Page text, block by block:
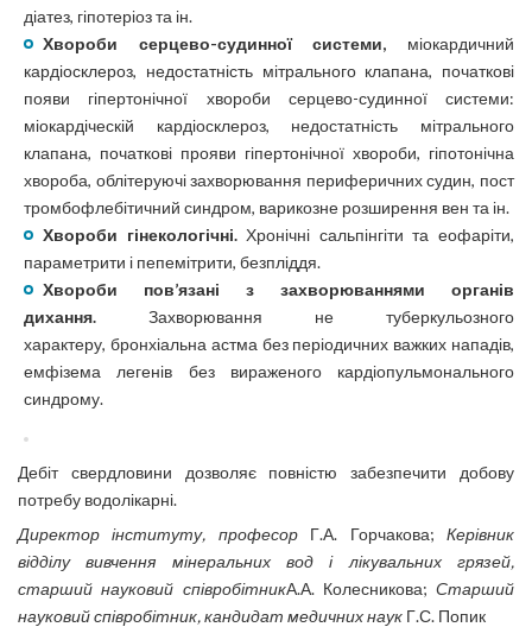
діатез, гіпотеріоз та ін.
Хвороби серцево-судинної системи, міокардичний
кардіосклероз, недостатність мітрального клапана, початкові
появи гіпертонічної хвороби серцево-судинної системи:
міокардіческій кардіосклероз, недостатність мітрального
клапана, початкові прояви гіпертонічної хвороби, гіпотонічна
хвороба, облітеруючі захворювання периферичних судин, пост
тромбофлебітичний синдром, варикозне розширення вен та ін.
Хвороби гінекологічні.Хронічні сальпінгіти та еофаріти,
параметрити і пепемітрити, безпліддя.
Хвороби пов’язані з захворюваннями органів
дихання. Захворювання не туберкульозного
характеру, бронхіальна астма без періодичних важких нападів,
емфізема легенів без вираженого кардіопульмонального
синдрому.
Дебіт свердловини дозволяє повністю забезпечити добову
потребу водолікарні.
Директор інституту, професорГ.А. Горчакова;Керівник
відділу вивчення мінеральних вод і лікувальних грязей,
старший науковий співробітникА.А. Колесникова; Старший
науковий співробітник, кандидат медичних наук Г.С. Попик